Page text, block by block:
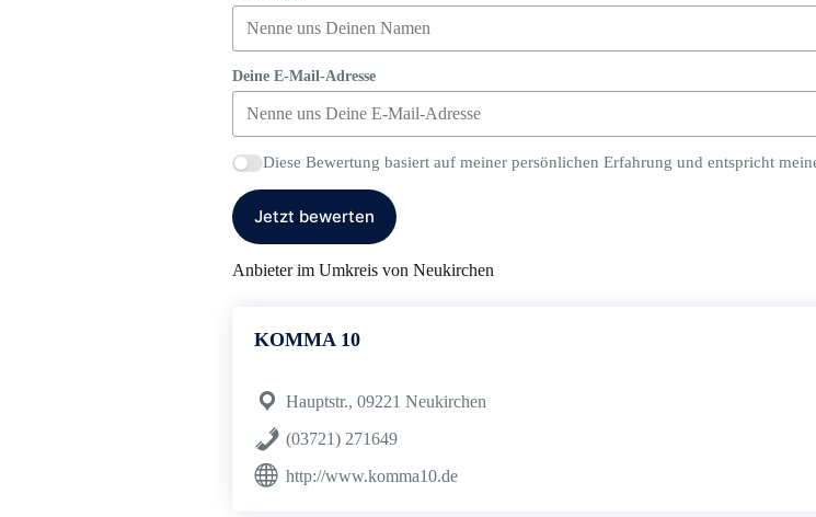
Deine E-Mail-Adresse
Diese Bewertung basiert auf meiner persönlichen Erfahrung und entspricht
Jetzt bewerten
Anbieter im Umkreis von Neukirchen
KOMMA 10
Hauptstr., 09221 Neukirchen
(03721) 271649
http://www.komma10.de